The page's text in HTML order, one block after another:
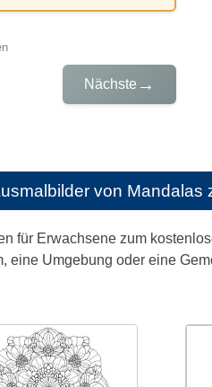
Nächste →
von Mandalas
für Erwachsene zum
eine Umgebung oder eine